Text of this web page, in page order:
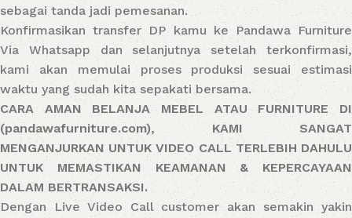
sebagai tanda jadi pemesanan.
Konfirmasikan transfer DP kamu ke Pandawa Furniture
Via Whatsapp dan selanjutnya setelah terkonfirmasi,
kami akan memulai proses produksi sesuai estimasi
waktu yang sudah kita sepakati bersama.
CARA AMAN BELANJA MEBEL ATAU FURNITURE DI
(pandawafurniture.com), KAMI SANGAT
MENGANJURKAN UNTUK VIDEO CALL TERLEBIH DAHULU
UNTUK MEMASTIKAN KEAMANAN & KEPERCAYAAN
DALAM BERTRANSAKSI.
Dengan Live Video Call customer akan semakin yakin